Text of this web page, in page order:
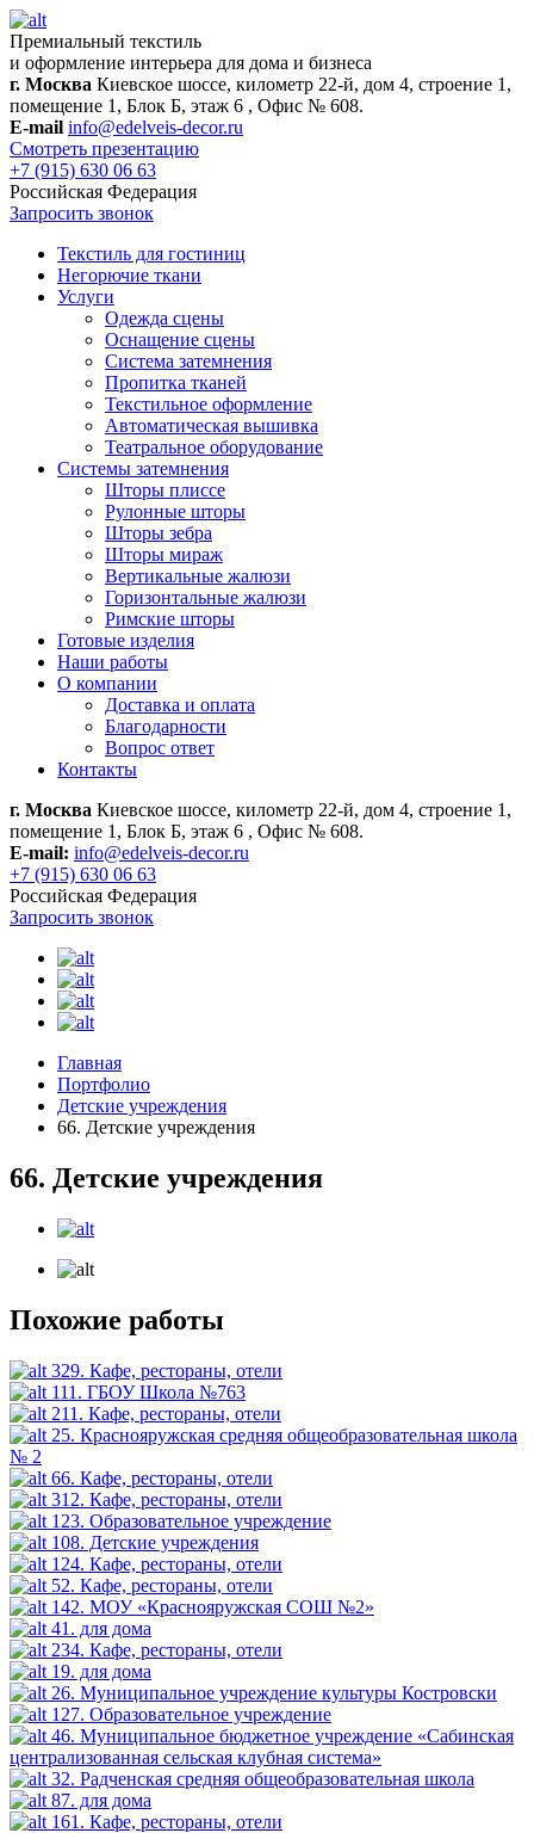
Премиальный текстиль
и оформление интерьера для дома и бизнеса
г. Москва Киевское шоссе, километр 22-й, дом 4, строение 1,
помещение 1, Блок Б, этаж 6 , Офис № 608.
E-mail info@edelveis-decor.ru
Смотреть презентацию
+7 (915) 630 06 63
Российская Федерация
Запросить звонок
Текстиль для гостиниц
Негорючие ткани
Услуги
Одежда сцены
Оснащение сцены
Система затемнения
Пропитка тканей
Текстильное оформление
Автоматическая вышивка
Театральное оборудование
Системы затемнения
Шторы плиссе
Рулонные шторы
Шторы зебра
Шторы мираж
Вертикальные жалюзи
Горизонтальные жалюзи
Римские шторы
Готовые изделия
Наши работы
О компании
Доставка и оплата
Благодарности
Вопрос ответ
Контакты
г. Москва Киевское шоссе, километр 22-й, дом 4, строение 1,
помещение 1, Блок Б, этаж 6 , Офис № 608.
E-mail: info@edelveis-decor.ru
+7 (915) 630 06 63
Российская Федерация
Запросить звонок
Главная
Портфолио
Детские учреждения
66. Детские учреждения
66. Детские учреждения
Похожие работы
329. Кафе, рестораны, отели
111. ГБОУ Школа №763
211. Кафе, рестораны, отели
25. Краснояружская средняя общеобразовательная школа
№ 2
66. Кафе, рестораны, отели
312. Кафе, рестораны, отели
123. Образовательное учреждение
108. Детские учреждения
124. Кафе, рестораны, отели
52. Кафе, рестораны, отели
142. МОУ «Краснояружская СОШ №2»
41. для дома
234. Кафе, рестораны, отели
19. для дома
26. Муниципальное учреждение культуры Костровски
127. Образовательное учреждение
46. Муниципальное бюджетное учреждение «Сабинская
централизованная сельская клубная система»
32. Радченская средняя общеобразовательная школа
87. для дома
161. Кафе, рестораны, отели